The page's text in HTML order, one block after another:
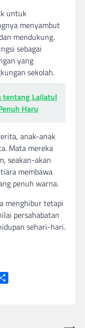
untuk
menyambut
mendukung.
sebagai
yang
sekolah.
tentang Lailatul
Haru
anak-anak
Mata mereka
seakan-akan
membawa
penuh warna.
menghibur tetapi
persahabatan
sehari-hari.